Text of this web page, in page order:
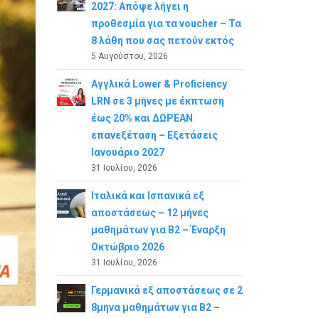
2027: Απόψε λήγει η
προθεσμία για τα voucher – Τα
8 λάθη που σας πετούν εκτός
5 Αυγούστου, 2026
Αγγλικά Lower & Proficiency
LRN σε 3 μήνες με έκπτωση
έως 20% και ΔΩΡΕΑΝ
επανεξέταση – Εξετάσεις
Ιανουάριο 2027
31 Ιουλίου, 2026
Ιταλικά και Ισπανικά εξ
αποστάσεως – 12 μήνες
μαθημάτων για B2 – Έναρξη
Οκτώβριο 2026
31 Ιουλίου, 2026
Γερμανικά εξ αποστάσεως σε 2
8μηνα μαθημάτων για Β2 –